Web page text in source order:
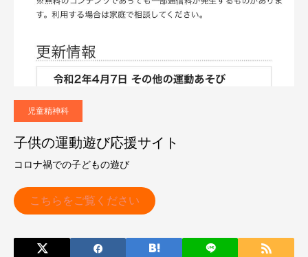
児童精神科
子供の運動遊び応援サイト
コロナ禍での子どもの遊び
こちらをご覧ください